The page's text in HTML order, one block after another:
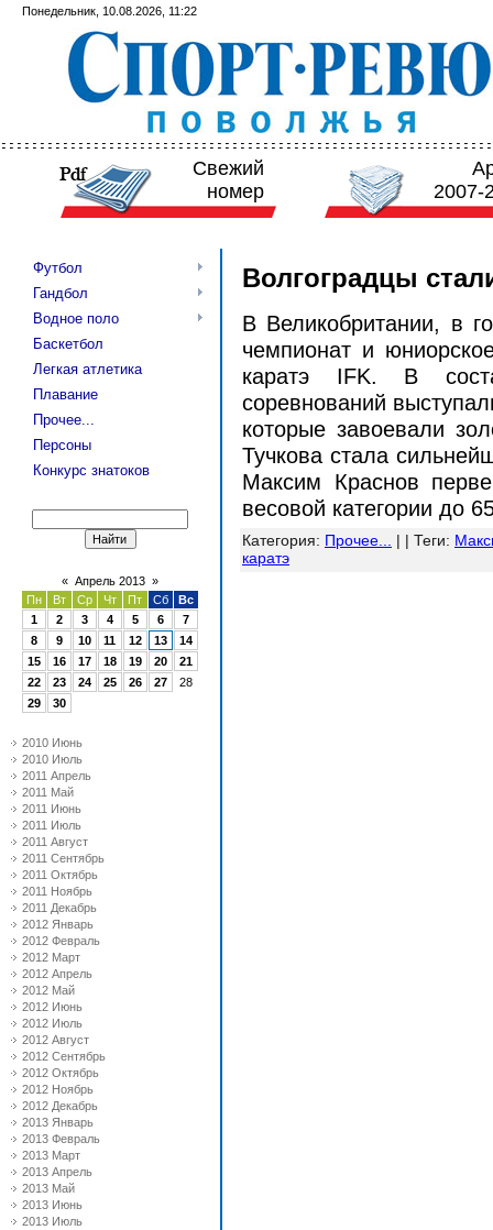
Понедельник, 10.08.2026, 11:22
Свежий
номер
2007-
Футбол
Гандбол
Водное поло
Баскетбол
Легкая атлетика
Плавание
Прочее...
Персоны
Конкурс знатоков
« Апрель 2013 »
Пн
Вт Ср Чт Пт Сб
Вс
1
2 3 4 5 6
7
8
9 10 11 12 13
14
15
16 17 18 19 20
21
22
23 24 25 26 27
28
29
30
2010 Июнь
2010 Июль
2011 Апрель
2011 Май
2011 Июнь
2011 Июль
2011 Август
2011 Сентябрь
2011 Октябрь
2011 Ноябрь
2011 Декабрь
2012 Январь
2012 Февраль
2012 Март
2012 Апрель
2012 Май
2012 Июнь
2012 Июль
2012 Август
2012 Сентябрь
2012 Октябрь
2012 Ноябрь
2012 Декабрь
2013 Январь
2013 Февраль
2013 Март
2013 Апрель
2013 Май
2013 Июнь
2013 Июль
Волгоградцы
В Великобритании, в
чемпионат и
каратэ IFK. В
соревнований
которые завоевали
Тучкова стала
Максим Краснов
весовой категории до
Категория: Прочее... | | Теги:
каратэ